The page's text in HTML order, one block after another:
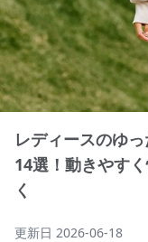
レディースのゆ
14選！動きやす
く
更新日 2026-06-18